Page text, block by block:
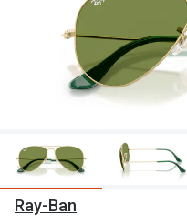
Selbsttönende Brillen
Lesebrillen
Weitere Kategorien
Brillen Sale
Marken
Ray-Ban
Ray-Ban